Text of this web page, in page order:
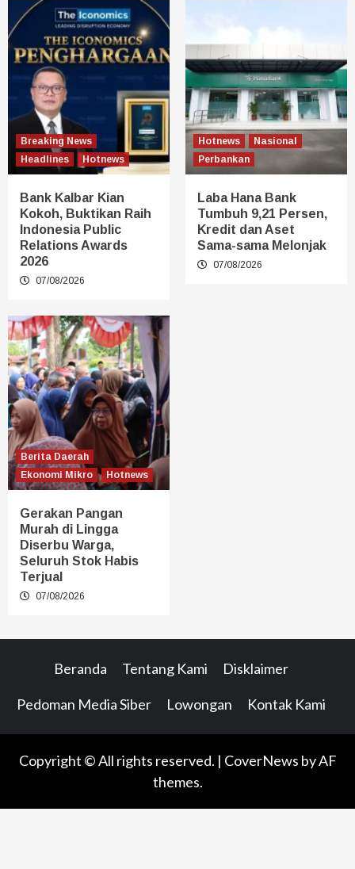
Breaking News
Headlines
Hotnews
Bank Kalbar Kian
Kokoh, Buktikan Raih
Indonesia Public
Relations Awards
2026
07/08/2026
Hotnews
Nasional
Perbankan
Laba Hana Bank
Tumbuh 9,21 Persen,
Kredit dan Aset
Sama-sama Melonjak
07/08/2026
Berita Daerah
Ekonomi Mikro
Hotnews
Gerakan Pangan
Murah di Lingga
Diserbu Warga,
Seluruh Stok Habis
Terjual
07/08/2026
Beranda Tentang Kami Disklaimer
Pedoman Media Siber Lowongan Kontak Kami
Copyright © All rights reserved. | CoverNews by AF
themes.